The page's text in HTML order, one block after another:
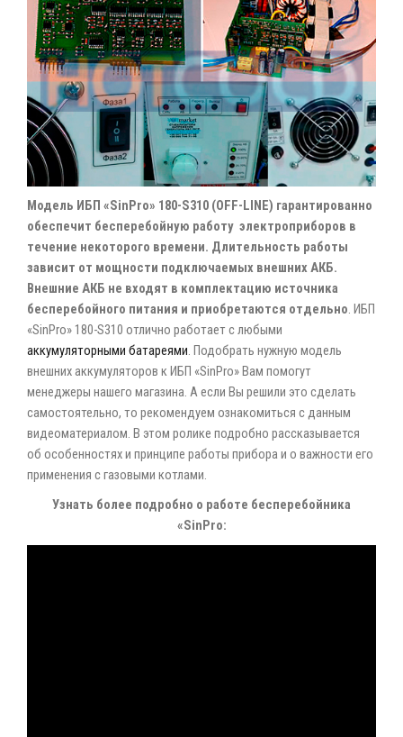
Модель ИБП «SinPro» 180-S310 (OFF-LINE) гарантированно
обеспечит бесперебойную работу электроприборов в
течение некоторого времени. Длительность работы
зависит от мощности подключаемых внешних АКБ.
Внешние АКБ не входят в комплектацию источника
бесперебойного питания и приобретаются отдельно. ИБП
«SinPro» 180-S310 отлично работает с любыми
аккумуляторными батареями. Подобрать нужную модель
внешних аккумуляторов к ИБП «SinPro» Вам помогут
менеджеры нашего магазина. А если Вы решили это сделать
самостоятельно, то рекомендуем ознакомиться с данным
видеоматериалом. В этом ролике подробно рассказывается
об особенностях и принципе работы прибора и о важности его
применения с газовыми котлами.
Узнать более подробно о работе бесперебойника
«SinPro: